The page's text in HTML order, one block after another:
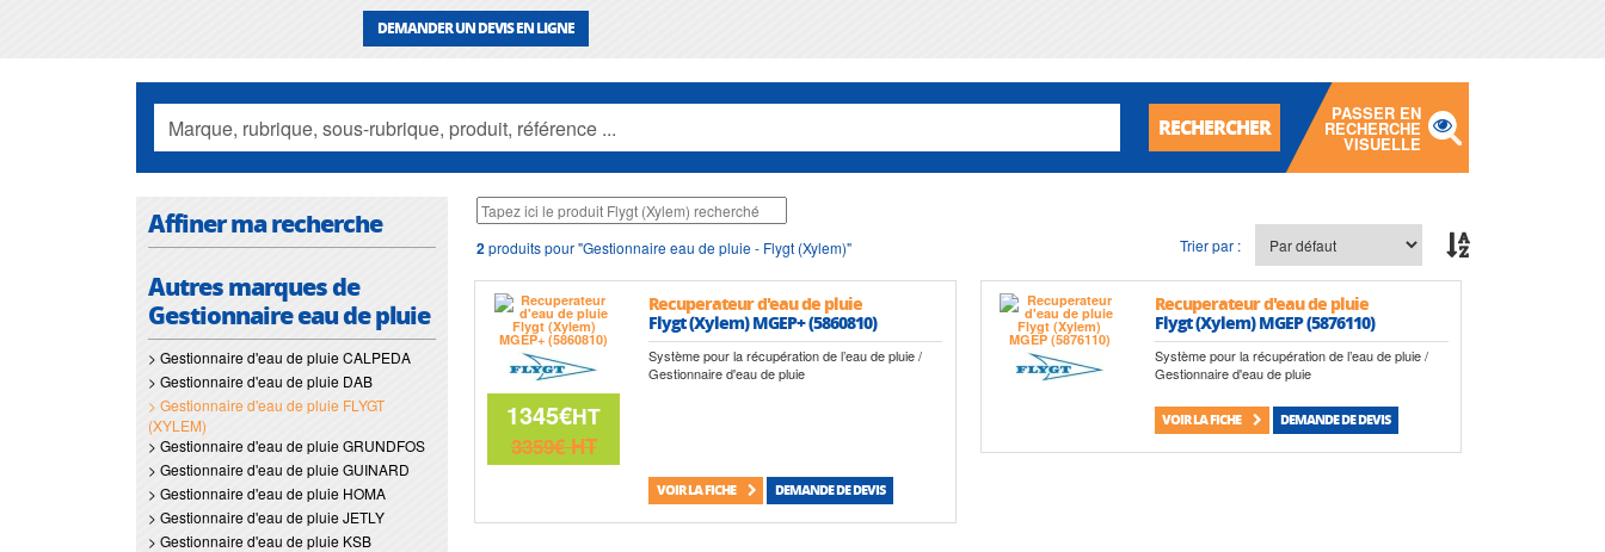
DEMANDER UN DEVIS EN LIGNE
RECHERCHER
PASSER EN
RECHERCHE
VISUELLE
Affiner ma recherche
Autres marques de
Gestionnaire eau de pluie
> Gestionnaire d'eau de pluie CALPEDA
> Gestionnaire d'eau de pluie DAB
> Gestionnaire d'eau de pluie FLYGT
(XYLEM)
> Gestionnaire d'eau de pluie GRUNDFOS
> Gestionnaire d'eau de pluie GUINARD
> Gestionnaire d'eau de pluie HOMA
> Gestionnaire d'eau de pluie JETLY
> Gestionnaire d'eau de pluie KSB
2produits pour "Gestionnaire eau de pluie - Flygt (Xylem)" Trier par :
1345€HT
3359€HT
Recuperateur d'eau de pluie
Flygt (Xylem) MGEP+ (5860810)
Système pour la récupération de l’eau de pluie /
Gestionnaire d'eau de pluie
VOIR LA FICHE DEMANDE DE DEVIS
Recuperateur d'eau de pluie
Flygt (Xylem) MGEP (5876110)
Système pour la récupération de l’eau de pluie /
Gestionnaire d'eau de pluie
VOIR LA FICHE DEMANDE DE DEVIS